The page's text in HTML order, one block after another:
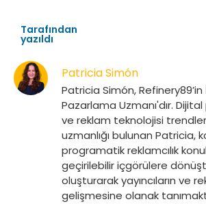
Tarafından
yazıldı
Patricia Simón
Patricia Simón,
Pazarlama Uzmanı'dır.
ve reklam teknolojisi
uzmanlığı bulunan Patricia,
programatik reklamcılık
geçirilebilir içgörülere
oluşturarak yayıncıların ve
gelişmesine olanak